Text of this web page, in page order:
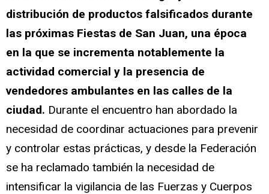
distribución de productos falsificados durante
las próximas Fiestas de San Juan, una época
en la que se incrementa notablemente la
actividad comercial y la presencia de
vendedores ambulantes en las calles de la
ciudad. Durante el encuentro han abordado la
necesidad de coordinar actuaciones para prevenir
y controlar estas prácticas, y desde la Federación
se ha reclamado también la necesidad de
intensificar la vigilancia de las Fuerzas y Cuerpos